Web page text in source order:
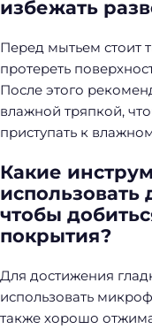
избежать
Перед мытьем стоит
протереть
После этого
влажной тряпкой,
приступать к
Какие
использовать
чтобы
покрытия?
Для достижения
использовать
также хорошо